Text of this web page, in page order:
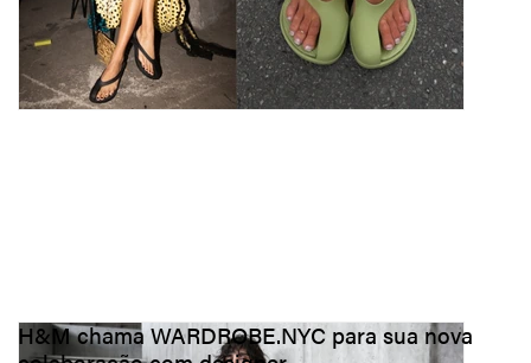
H&M chama WARDROBE.NYC para sua nova